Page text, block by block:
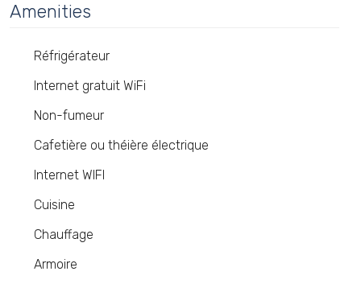
Amenities
Réfrigérateur
Internet gratuit WiFi
Non-fumeur
Cafetière ou théière électrique
Internet WIFI
Cuisine
Chauffage
Armoire